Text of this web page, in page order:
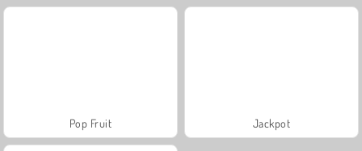
Pop Fruit Jackpot